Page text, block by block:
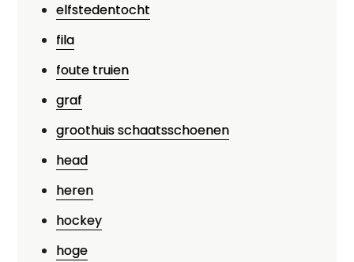
elfstedentocht
fila
foute truien
graf
groothuis schaatsschoenen
head
heren
hockey
hoge